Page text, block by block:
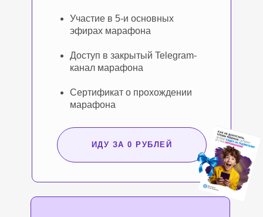
Участие в 5-и основных
эфирах марафона
Доступ в закрытый Telegram-
канал марафона
Сертификат о прохождении
марафона
ИДУ ЗА 0 РУБЛЕЙ